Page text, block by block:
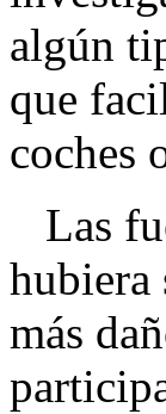
algún
que
coches
Las
hubiera
más